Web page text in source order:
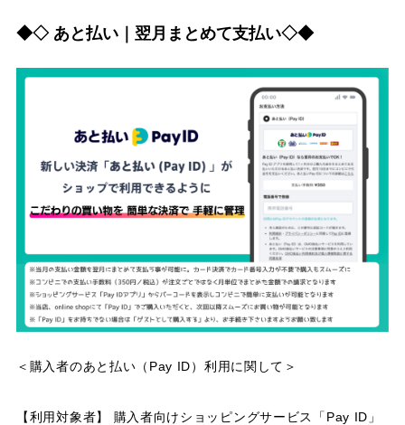
◆◇ あと払い｜翌月まとめて支払い◇◆
＜購入者のあと払い（Pay ID）利用に関して＞
【利用対象者】 購入者向けショッピングサービス「Pay ID」